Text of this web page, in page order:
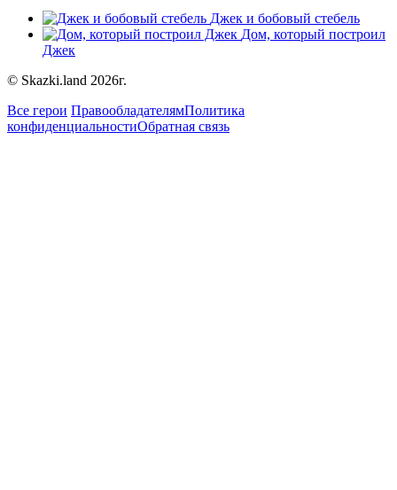
Джек и бобовый стебель
Дом, который построил
Джек
© Skazki.land 2026г.
Все герои ПравообладателямПолитика
конфиденциальностиОбратная связь